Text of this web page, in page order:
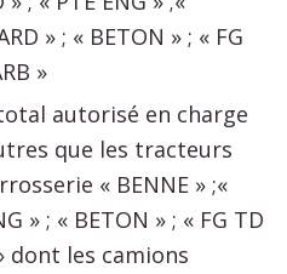
» ; « BETON » ; « FG
»
autorisé en charge
que les tracteurs
« BENNE » ;«
» ; « BETON » ; « FG TD
dont les camions